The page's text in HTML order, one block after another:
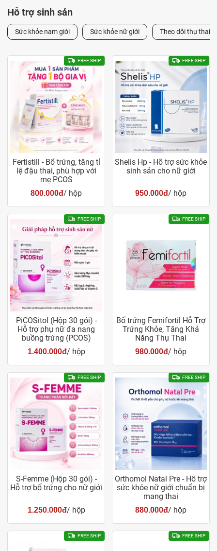
Hỗ trợ sinh sản
Sức khỏe nam giới Sức khỏe nữ giới Theo dõi thụ thai
FREE SHIP
Fertistill - Bổ trứng, tăng tỉ
lệ đậu thai, phù hợp với
mẹ PCOS
800.000đ/ hộp
FREE SHIP
Shelis Hp - Hỗ trợ sức khỏe
sinh sản cho nữ giới
950.000đ/ hộp
FREE SHIP
PiCOSitol (Hộp 30 gói) -
Hỗ trợ phụ nữ đa nang
buồng trứng (PCOS)
1.400.000đ/ hộp
FREE SHIP
Bổ trứng Femifortil Hỗ Trợ
Trứng Khỏe, Tăng Khả
Năng Thụ Thai
980.000đ/ hộp
FREE SHIP
S-Femme (Hộp 30 gói) -
Hỗ trợ bổ trứng cho nữ giới
1.250.000đ/ hộp
FREE SHIP
Orthomol Natal Pre - Hỗ trợ
sức khỏe nữ giới chuẩn bị
mang thai
880.000đ/ hộp
FREE SHIP FREE SHIP